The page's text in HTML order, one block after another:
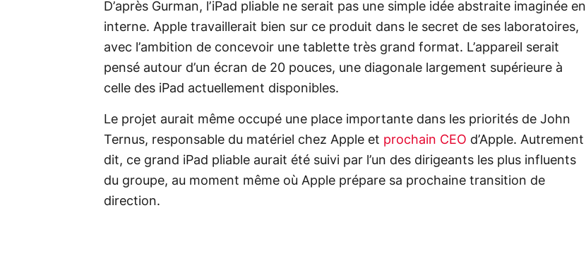
D’après Gurman, l’iPad pliable ne serait pas une simple idée abstraite imaginée en
interne. Apple travaillerait bien sur ce produit dans le secret de ses laboratoires,
avec l’ambition de concevoir une tablette très grand format. L’appareil serait
pensé autour d’un écran de 20 pouces, une diagonale largement supérieure à
celle des iPad actuellement disponibles.
Le projet aurait même occupé une place importante dans les priorités de John
Ternus, responsable du matériel chez Apple et prochain CEO d’Apple. Autrement
dit, ce grand iPad pliable aurait été suivi par l’un des dirigeants les plus influents
du groupe, au moment même où Apple prépare sa prochaine transition de
direction.